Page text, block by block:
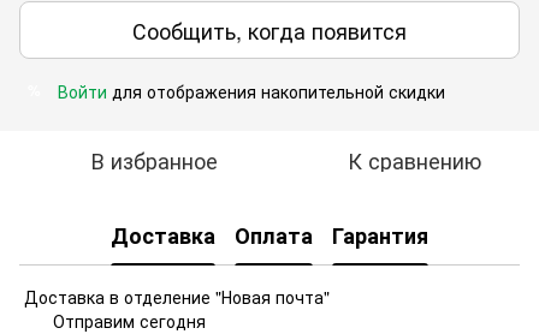
Сообщить, когда появится
Войти для отображения накопительной скидки
В избранное К сравнению
Доставка Оплата Гарантия
Доставка в отделение "Новая почта"
Отправим сегодня